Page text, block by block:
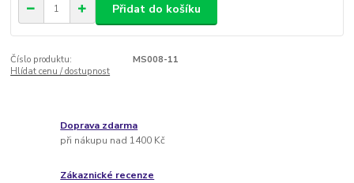
Přidat do košíku
Číslo produktu:
MS008-11
Hlídat cenu / dostupnost
Doprava zdarma
při nákupu nad 1400 Kč
Zákaznické recenze